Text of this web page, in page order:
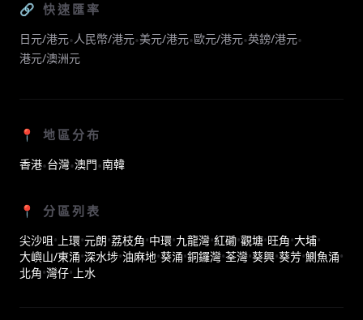
🔗 快速匯率
日元/港元•人民幣/港元•美元/港元•歐元/港元•英鎊/港元•
港元/澳洲元
📍 地區分布
香港•台灣•澳門•南韓
📍 分區列表
尖沙咀• 上環•元朗•荔枝角•中環•九龍灣•紅磡•觀塘•旺角•大埔•
大嶼山/東涌•深水埗•油麻地•葵涌•銅鑼灣•荃灣•葵興•葵芳•鰂魚涌•
北角•灣仔• 上水